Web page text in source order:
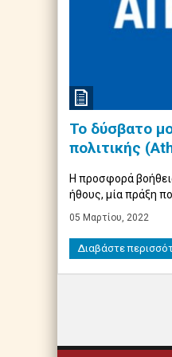
Το δύσβατο
πολιτικής
Η προσφορά
ήθους, μία πράξη
05 Μαρτίου, 2022
Διαβάστε